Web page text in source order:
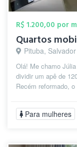
R$ 1.200,00 por
Quartos
Pituba,
Olá! Me chamo
dividir um apê de
Recém reformado,
Para mulheres